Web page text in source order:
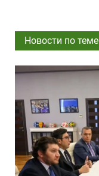
Новости по теме